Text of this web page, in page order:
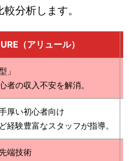
分析します。
（アリュール）
」
者の収入不安を解消。
厚い初心者向け
経験豊富なスタッフが指導。
端技術